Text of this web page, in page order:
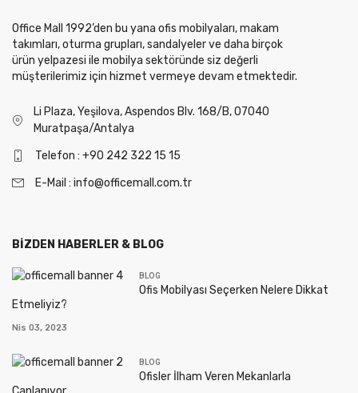
Office Mall 1992’den bu yana ofis mobilyaları, makam
takımları, oturma grupları, sandalyeler ve daha birçok
ürün yelpazesi ile mobilya sektöründe siz değerli
müşterilerimiz için hizmet vermeye devam etmektedir.
Li Plaza, Yeşilova, Aspendos Blv. 168/B, 07040
Muratpaşa/Antalya
Telefon : +90 242 322 15 15
E-Mail : info@officemall.com.tr
BIZDEN HABERLER & BLOG
BLOG
Ofis Mobilyası Seçerken Nelere Dikkat
Etmeliyiz?
Nis 03, 2023
BLOG
Ofisler İlham Veren Mekanlarla